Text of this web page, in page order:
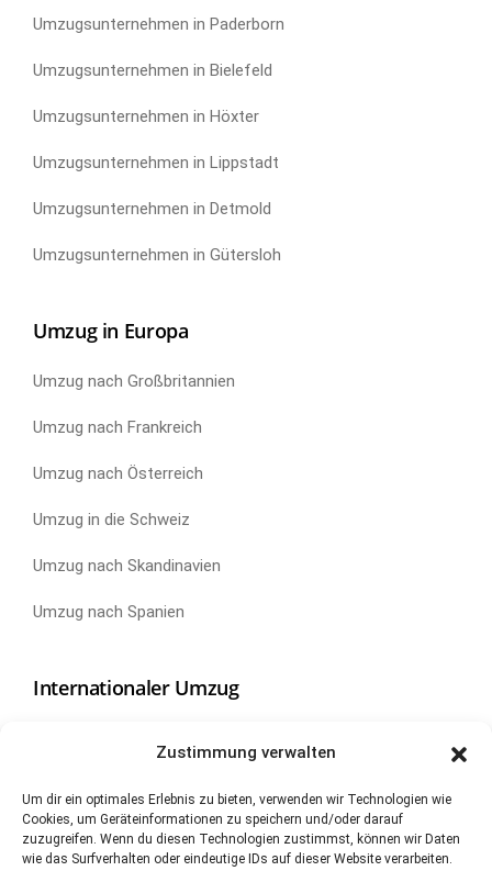
Zustimmung verwalten
Um dir ein optimales Erlebnis zu bieten, verwenden wir Technologien wie
Cookies, um Geräteinformationen zu speichern und/oder darauf
zuzugreifen. Wenn du diesen Technologien zustimmst, können wir Daten
wie das Surfverhalten oder eindeutige IDs auf dieser Website verarbeiten.
Umzugsunternehmen in Paderborn
Umzugsunternehmen in Bielefeld
Umzugsunternehmen in Höxter
Umzugsunternehmen in Lippstadt
Umzugsunternehmen in Detmold
Umzugsunternehmen in Gütersloh
Umzug in Europa
Umzug nach Großbritannien
Umzug nach Frankreich
Umzug nach Österreich
Umzug in die Schweiz
Umzug nach Skandinavien
Umzug nach Spanien
Internationaler Umzug
Umzug nach Neuseeland